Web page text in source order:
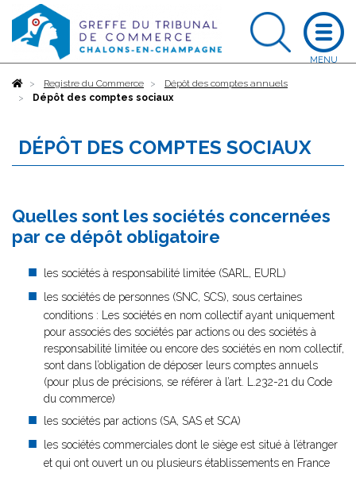
AccueilRegistre du Commerce
Dépôt des comptes annuels
Dépôt des comptes sociaux
DÉPÔT DES COMPTES SOCIAUX
Quelles sont les sociétés concernées
par ce dépôt obligatoire
les sociétés à responsabilité limitée (SARL, EURL)
les sociétés de personnes (SNC, SCS), sous certaines
conditions : Les sociétés en nom collectif ayant uniquement
pour associés des sociétés par actions ou des sociétés à
responsabilité limitée ou encore des sociétés en nom collectif,
sont dans l’obligation de déposer leurs comptes annuels
(pour plus de précisions, se référer à l’art. L.232-21 du Code
du commerce)
les sociétés par actions (SA, SAS et SCA)
les sociétés commerciales dont le siège est situé à l’étranger
et qui ont ouvert un ou plusieurs établissements en France